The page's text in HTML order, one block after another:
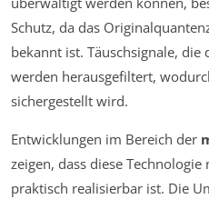
Schutz, da das
bekannt ist. Täuschsignale,
werden herausgefiltert,
sichergestellt wird.
Entwicklungen im Bereich der
zeigen, dass diese
praktisch realisierbar ist. Die